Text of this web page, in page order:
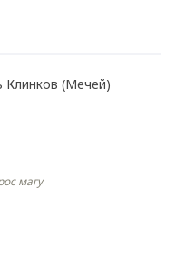
Клинков (Мечей)
магу